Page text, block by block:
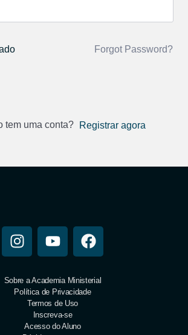
Forgot Password?
tem uma conta? Registrar agora
Sobre a Academia Ministerial
Política de Privacidade
Termos de Uso
Inscreva-se
Acesso do Aluno